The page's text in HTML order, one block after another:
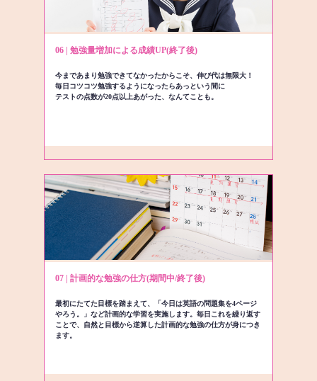
06 | 勉強量増加による成績UP(終了後)
今まであまり勉強できてなかったからこそ、伸び代は無限大！
毎日コツコツ勉強するようになったらあっという間に
テストの点数が20点以上あがった、なんてことも。
07 | 計画的な勉強の仕方(期間中/終了後)
最初にたてた目標を踏まえて、「今日は英語の問題集を4ページ
やろう。」など計画的な学習を実施します。毎日これを繰り返す
ことで、自然と目標から逆算した計画的な勉強の仕方が身につき
ます。